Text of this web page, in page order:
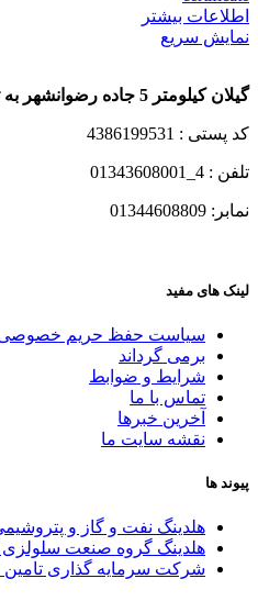
اطلاعات بیشتر
نمایش سریع
گیلان کیلومتر 5 جاده رضوانشهر به تالش
کد پستی : 4386199531
تلفن : 4_01343608001
نمابر: 01344608809
لینک های مفید
سیاست حفظ حریم
برمی گرداند
شرایط و ضوابط
تماس با ما
آخرین خبرها
نقشه سایت ما
پیوند ها
هلدینگ نفت و گاز و
هلدینگ گروه صنعت سلولزی
شرکت سرمایه گذاری تامین